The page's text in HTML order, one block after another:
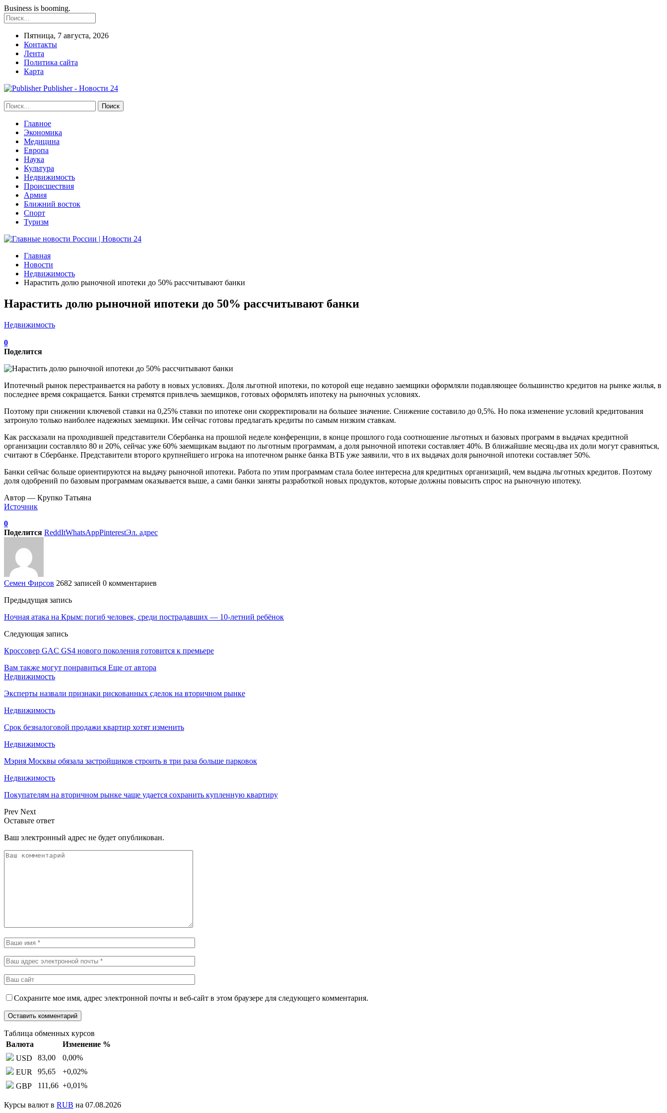
Business is booming.
Пятница, 7 августа, 2026
Контакты
Лента
Политика сайта
Карта
Publisher - Новости 24
Главное
Экономика
Медицина
Европа
Наука
Культура
Недвижимость
Происшествия
Армия
Ближний восток
Спорт
Туризм
Главная
Новости
Недвижимость
Нарастить долю рыночной ипотеки до 50% рассчитывают банки
Нарастить долю рыночной ипотеки до 50% рассчитывают банки
Недвижимость
0
Поделится
Ипотечный рынок перестраивается на работу в новых условиях. Доля льготной ипотеки, по которой еще недавно заемщики оформляли подавляющее большинство кредитов на рынке жилья, в
последнее время сокращается. Банки стремятся привлечь заемщиков, готовых оформлять ипотеку на рыночных условиях.
Поэтому при снижении ключевой ставки на 0,25% ставки по ипотеке они скорректировали на большее значение. Снижение составило до 0,5%. Но пока изменение условий кредитования
затронуло только наиболее надежных заемщики. Им сейчас готовы предлагать кредиты по самым низким ставкам.
Как рассказали на проходившей представители Сбербанка на прошлой неделе конференции, в конце прошлого года соотношение льготных и базовых программ в выдачах кредитной
организации составляло 80 и 20%, сейчас уже 60% заемщикам выдают по льготным программам, а доля рыночной ипотеки составляет 40%. В ближайшие месяц-два их доли могут сравняться,
считают в Сбербанке. Представители второго крупнейшего игрока на ипотечном рынке банка ВТБ уже заявили, что в их выдачах доля рыночной ипотеки составляет 50%.
Банки сейчас больше ориентируются на выдачу рыночной ипотеки. Работа по этим программам стала более интересна для кредитных организаций, чем выдача льготных кредитов. Поэтому
доля одобрений по базовым программам оказывается выше, а сами банки заняты разработкой новых продуктов, которые должны повысить спрос на рыночную ипотеку.
Автор — Крупко Татьяна
Источник
0
Поделится ReddItWhatsAppPinterestЭл. адрес
Семен Фирсов 2682 записей 0 комментариев
Предыдущая запись
Ночная атака на Крым: погиб человек, среди пострадавших — 10-летний ребёнок
Следующая запись
Кроссовер GAC GS4 нового поколения готовится к премьере
Вам также могут понравиться Еще от автора
Недвижимость
Эксперты назвали признаки рискованных сделок на вторичном рынке
Недвижимость
Срок безналоговой продажи квартир хотят изменить
Недвижимость
Мэрия Москвы обязала застройщиков строить в три раза больше парковок
Недвижимость
Покупателям на вторичном рынке чаще удается сохранить купленную квартиру
Prev Next
Оставьте ответ
Ваш электронный адрес не будет опубликован.
Сохраните мое имя, адрес электронной почты и веб-сайт в этом браузере для следующего комментария.
Таблица обменных курсов
Валюта
Изменение %
USD
83,00 0,00%
EUR
95,65 +0,02%
GBP
111,66 +0,01%
Курсы валют в RUB на 07.08.2026